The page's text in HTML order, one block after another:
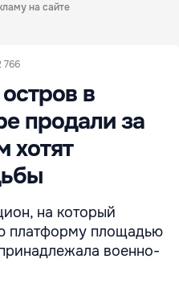
на сайте
766
в
продали за
хотят
на который
платформу площадью
военно-